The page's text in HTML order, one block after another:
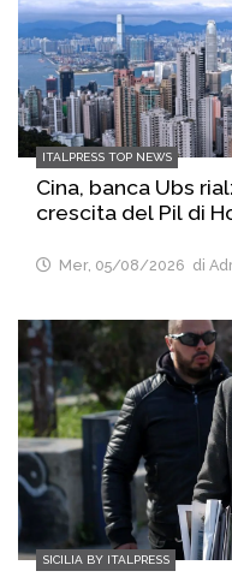
ITALPRESS TOP NEWS
Cina, banca Ubs
crescita del Pil di
Mer, 05/08/2026 di
SICILIA BY ITALPRESS